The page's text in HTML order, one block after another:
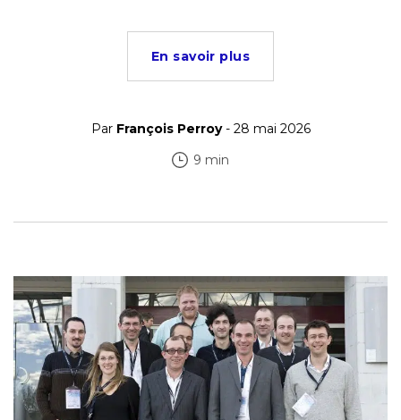
En savoir plus
Par François Perroy- 28 mai 2026
9 min